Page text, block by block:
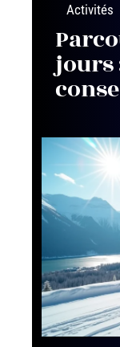
Activités
jours